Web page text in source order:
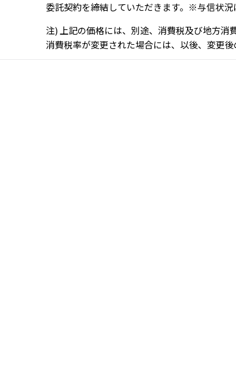
委託契約を締結していただきます。※与信状況
注) 上記の価格には、別途、消費税及び地方消
消費税率が変更された場合には、以後、変更後